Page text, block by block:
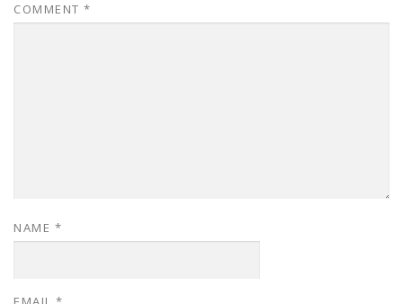
COMMENT *
NAME *